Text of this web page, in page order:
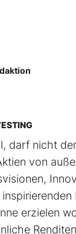
darf nicht
von
erzielen